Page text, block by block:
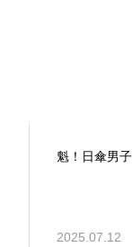
魁！日傘男
2025.07.12